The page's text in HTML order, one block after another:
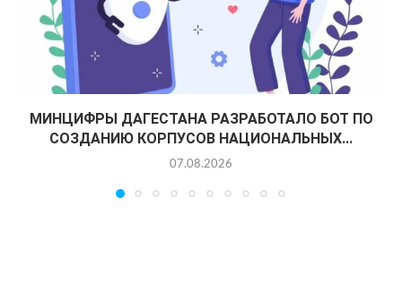
МИНЦИФРЫ ДАГЕСТАНА РАЗРАБОТАЛО БОТ ПО
СОЗДАНИЮ КОРПУСОВ НАЦИОНАЛЬНЫХ...
07.08.2026